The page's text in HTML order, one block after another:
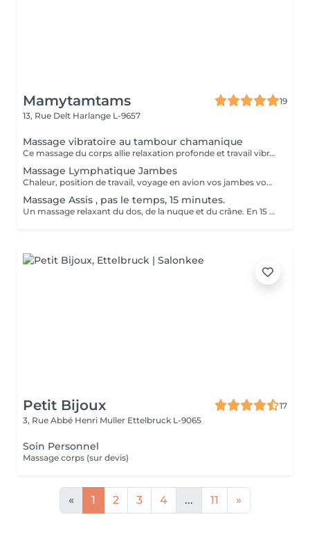
Mamytamtams
19
13, Rue Delt Harlange L-9657
Massage vibratoire au tambour chamanique
Ce massage du corps allie relaxation profonde et travail vibratoire. Grâce au tambour chamanique qui roule délicatement sur le corps, les vibrations pénètrent en profondeur et agissent sur les tensions physiques et énergétiques. Ce soin permet de : relâcher les tensions du corps apaiser les douleurs articulaires et inflammatoires accompagner les douleurs chroniques réharmoniser l'énergie du corps La vibration du tambour agit comme une onde qui traverse le corps, aidant à débloquer, détendre et rééquilibrer. Un soin puissant qui invite le corps à se libérer, se détendre et retrouver son harmonie naturelle.
Massage Lymphatique Jambes
Chaleur, position de travail, voyage en avion vos jambes vous font souffrir, gonfle. Offrez leurs un soin qui favorise la circulation et allège cette sensation de lourdeur.
Massage Assis , pas le temps, 15 minutes.
Un massage relaxant du dos, de la nuque et du crâne. En 15 minutes vous repartirez reboosté et relaxé.
Petit Bijoux
17
3, Rue Abbé Henri Muller Ettelbruck L-9065
Soin Personnel
Massage corps (sur devis)
« 1 2 3 4 ... 11 »